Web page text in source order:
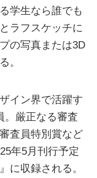
学生なら誰でも
ラフスケッチに
の写真または3D
。
イン界で活躍す
。厳正なる審査
査員特別賞など
年5月刊行予定
に収録される。